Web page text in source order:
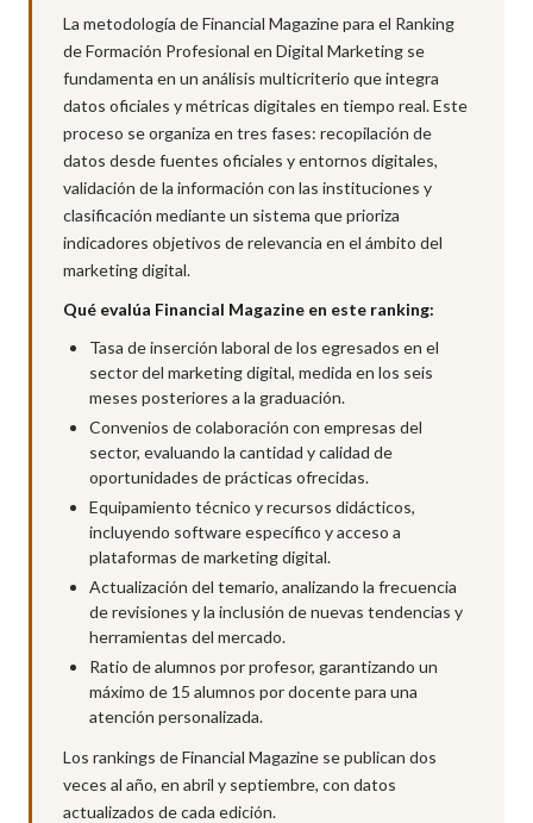
La metodología de Financial Magazine para el Ranking
de Formación Profesional en Digital Marketing se
fundamenta en un análisis multicriterio que integra
datos oficiales y métricas digitales en tiempo real. Este
proceso se organiza en tres fases: recopilación de
datos desde fuentes oficiales y entornos digitales,
validación de la información con las instituciones y
clasificación mediante un sistema que prioriza
indicadores objetivos de relevancia en el ámbito del
marketing digital.
Qué evalúa Financial Magazine en este ranking:
Tasa de inserción laboral de los egresados en el
sector del marketing digital, medida en los seis
meses posteriores a la graduación.
Convenios de colaboración con empresas del
sector, evaluando la cantidad y calidad de
oportunidades de prácticas ofrecidas.
Equipamiento técnico y recursos didácticos,
incluyendo software específico y acceso a
plataformas de marketing digital.
Actualización del temario, analizando la frecuencia
de revisiones y la inclusión de nuevas tendencias y
herramientas del mercado.
Ratio de alumnos por profesor, garantizando un
máximo de 15 alumnos por docente para una
atención personalizada.
Los rankings de Financial Magazine se publican dos
veces al año, en abril y septiembre, con datos
actualizados de cada edición.